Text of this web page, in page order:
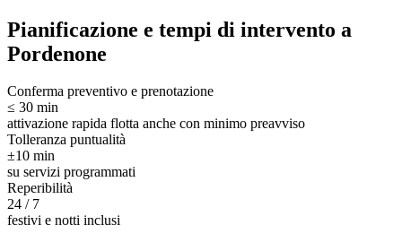
Pianificazione e tempi di intervento a
Pordenone
Conferma preventivo e prenotazione
≤ 30 min
attivazione rapida flotta anche con minimo preavviso
Tolleranza puntualità
±10 min
su servizi programmati
Reperibilità
24 / 7
festivi e notti inclusi